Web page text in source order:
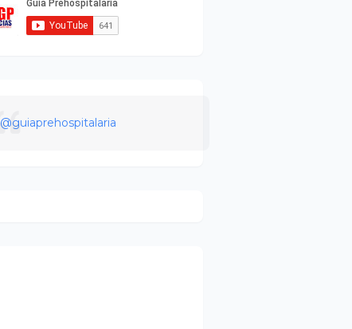
@guiaprehospitalaria